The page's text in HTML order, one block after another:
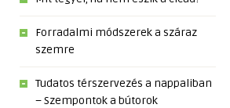
Forradalmi módszerek a száraz
szemre
Tudatos térszervezés a nappaliban
– Szempontok a bútorok